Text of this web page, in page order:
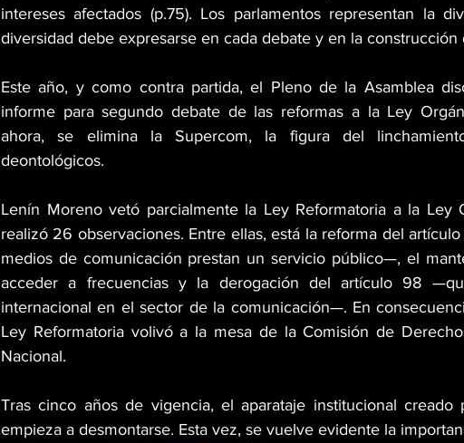
intereses afectados (p.75). Los parlamentos representan la
diversidad debe expresarse en cada debate y en la construcción
Este año, y como contra partida, el Pleno de la Asamblea
informe para segundo debate de las reformas a la Ley
ahora, se elimina la Supercom, la figura del
deontológicos.
Lenín Moreno vetó parcialmente la Ley Reformatoria a la Ley
realizó 26 observaciones. Entre ellas, está la reforma del
medios de comunicación prestan un servicio público—, el
acceder a frecuencias y la derogación del artículo 98
internacional en el sector de la comunicación—. En
Ley Reformatoria volivó a la mesa de la Comisión de
Nacional.
Tras cinco años de vigencia, el aparataje institucional
empieza a desmontarse. Esta vez, se vuelve evidente la